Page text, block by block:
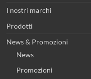
I nostri marchi
Prodotti
News & Promozioni
News
Promozioni